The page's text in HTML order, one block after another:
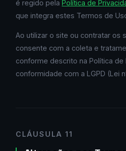
é regido pela Política de
que integra estes Termos de
Ao utilizar o site ou contratar os
consente com a coleta e
conforme descrito na Política de
conformidade com a LGPD (Lei
CLÁUSULA 11